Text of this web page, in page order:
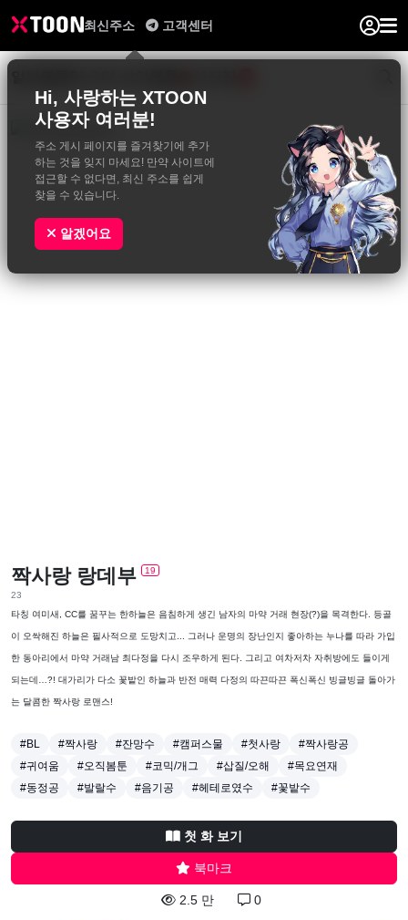
최신주소
Hi, 사랑하는 XTOON
사용자 여러분!
주소 게시 페이지를 즐겨찾기에 추가
하는 것을 잊지 마세요! 만약 사이트에
접근할 수 없다면, 최신 주소를 쉽게
찾을 수 있습니다.
알겠어요
고객센터
짝사랑 랑데부 19
23
타칭 여미새, CC를 꿈꾸는 한하늘은 음침하게 생긴 남자의 마약 거래 현장(?)을 목격한다. 등골
이 오싹해진 하늘은 필사적으로 도망치고... 그러나 운명의 장난인지 좋아하는 누나를 따라 가입
한 동아리에서 마약 거래남 최다정을 다시 조우하게 된다. 그리고 여차저차 자취방에도 들이게
되는데…?! 대가리가 다소 꽃밭인 하늘과 반전 매력 다정의 따끈따끈 폭신폭신 빙글빙글 돌아가
는 달콤한 짝사랑 로맨스!
#BL #짝사랑 #잔망수 #캠퍼스물 #첫사랑
#짝사랑공
#귀여움
#오직봄툰 #코믹/개그 #삽질/오해
#목요연재
#동정공
#발랄수 #음기공 #헤테로였수 #꽃밭수
첫 화 보기
북마크
2.5 만 0